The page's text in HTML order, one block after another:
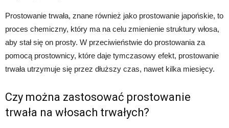
Prostowanie trwała, znane również jako prostowanie japońskie, to
proces chemiczny, który ma na celu zmienienie struktury włosa,
aby stał się on prosty. W przeciwieństwie do prostowania za
pomocą prostownicy, które daje tymczasowy efekt, prostowanie
trwała utrzymuje się przez dłuższy czas, nawet kilka miesięcy.
Czy można zastosować prostowanie
trwała na włosach trwałych?